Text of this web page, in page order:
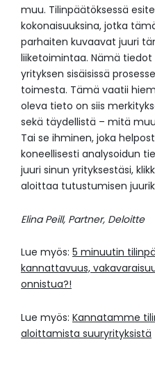
muu. Tilinpäätöksessä
kokonaisuuksina, jotka
parhaiten kuvaavat juuri
liiketoimintaa. Nämä
yrityksen sisäisissä
toimesta. Tämä vaatii
oleva tieto on siis
sekä täydellistä – mitä
Tai se ihminen, joka
koneellisesti analysoidun
juuri sinun yrityksestäsi,
aloittaa tutustumisen
Elina Peill, Partner, Deloitte
Lue myös: 5 minuutin
kannattavuus,
onnistua?!
Lue myös: Kannatamme
aloittamista suuryrityksistä